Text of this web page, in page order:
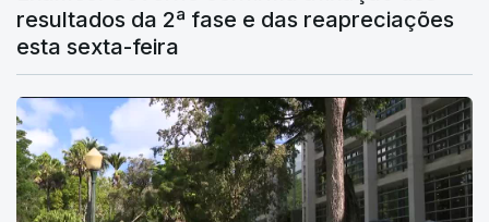
resultados da 2ª fase e das reapreciações
esta sexta-feira